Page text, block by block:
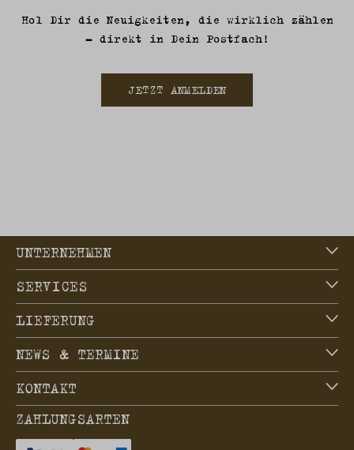
Hol Dir die Neuigkeiten, die wirklich zählen
– direkt in Dein Postfach!
JETZT ANMELDEN
UNTERNEHMEN
SERVICES
LIEFERUNG
NEWS & TERMINE
KONTAKT
ZAHLUNGSARTEN